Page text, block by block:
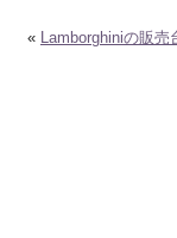
« Lamborghiniの販